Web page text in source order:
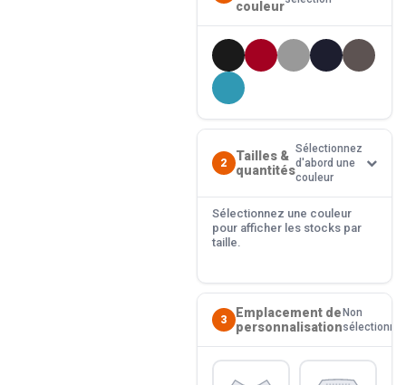
couleur
2
Tailles &
quantités
Sélectionnez
d'abord une
couleur
Sélectionnez une couleur
pour afficher les stocks par
taille.
3
Emplacement de
personnalisation
Non
sélectionné